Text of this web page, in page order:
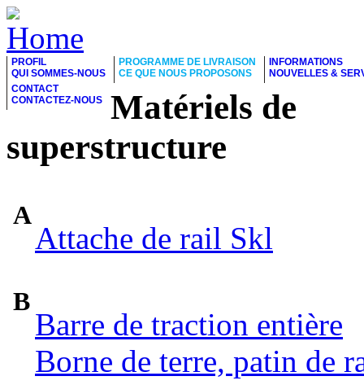
PROFIL
QUI SOMMES-NOUS
PROGRAMME DE LIVRAISON
CE QUE NOUS PROPOSONS
INFORMATIONS
NOUVELLES &
CONTACT
CONTACTEZ-NOUS
Matériels de
superstructure
A
Attache de rail Skl
B
Barre de traction entière
Borne de terre, patin de